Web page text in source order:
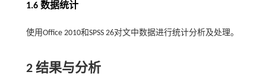
1.6 数据统计
使用Office 2010和SPSS 26对文中数据进行统计分析及处理。
2 结果与分析